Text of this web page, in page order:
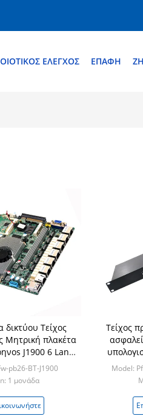
ΈΛΕΓΧΟΣ ΕΠΑΦΉ
δικτύου Τείχος
Μητρική πλακέτα
J1900 6 Lan
pfsense router
pb26-BT-J1900
1 μονάδα
Τείχος
LAN
Model: